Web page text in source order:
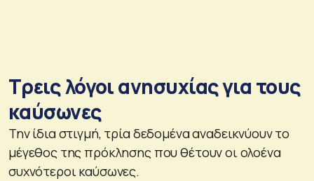
Τρεις λόγοι ανησυχίας για τους
καύσωνες
Την ίδια στιγμή, τρία δεδομένα αναδεικνύουν το
μέγεθος της πρόκλησης που θέτουν οι ολοένα
συχνότεροι καύσωνες.